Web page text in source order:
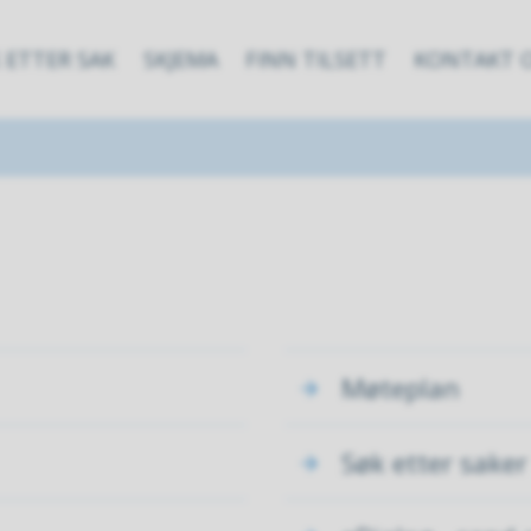
SAK SKJEMA FINN TILSETT KONTAKT
Møteplan
Søk etter saker